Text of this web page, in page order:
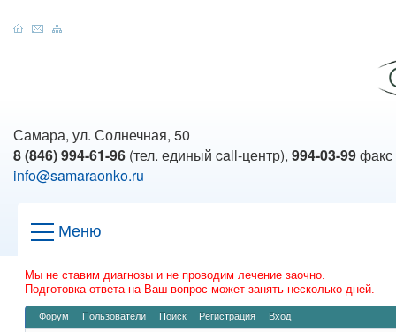
Самара, ул. Солнечная, 50
8 (846) 994-61-96 (тел. единый call-центр), 994-03-99факс
info@samaraonko.ru
Меню
Мы не ставим диагнозы и не проводим лечение заочно.
Подготовка ответа на Ваш вопрос может занять несколько дней.
Форум Пользователи Поиск Регистрация Вход